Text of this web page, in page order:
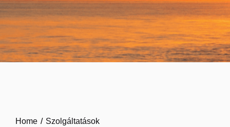
Home
Szolgáltatások